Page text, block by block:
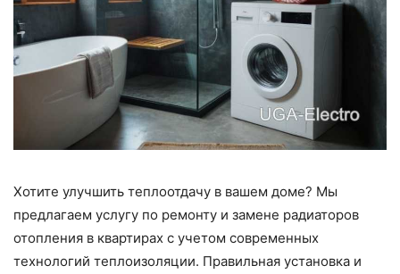
Хотите улучшить теплоотдачу в вашем доме? Мы
предлагаем услугу по ремонту и замене радиаторов
отопления в квартирах с учетом современных
технологий теплоизоляции. Правильная установка и